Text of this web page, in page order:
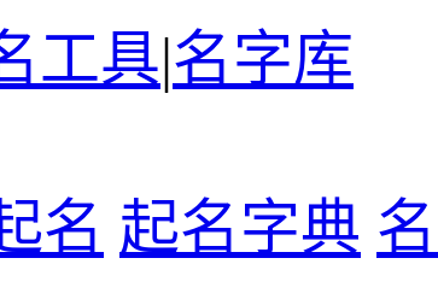
工具|名字库
名 起名字典